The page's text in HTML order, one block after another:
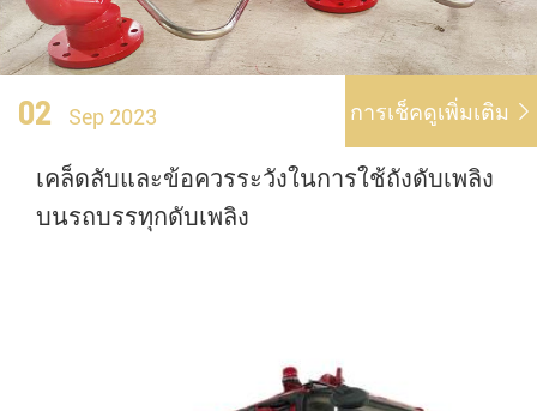
02 Sep 2023 การเช็คดูเพิ่มเติม 
เคล็ดลับและข้อควรระวังในการใช้ถังดับเพลิง
บนรถบรรทุกดับเพลิง